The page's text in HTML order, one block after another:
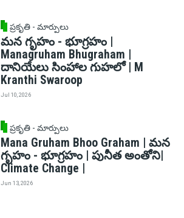
ప్రకృతి - మార్పులు
మన గృహం - భూగ్రహం |
Managruham Bhugraham |
దానియేలు సింహాల గుహలో | M
Kranthi Swaroop
Jul 10, 2026
ప్రకృతి - మార్పులు
Mana Gruham Bhoo Graham | మన
గృహం - భూగ్రహం | పునీత అంతోని|
Climate Change |
Jun 13, 2026